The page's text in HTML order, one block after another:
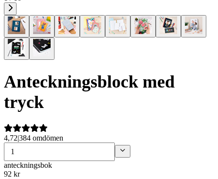
Anteckningsblock med
tryck
4,72|384 omdömen
anteckningsbok
92 kr